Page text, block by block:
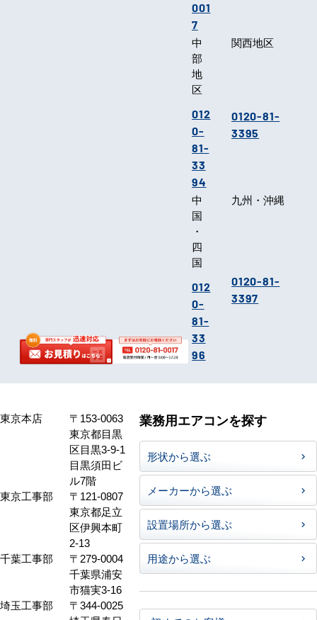
001
7
中
部
地
区
012
0-
81-
33
94
関西地区
0120-81-
3395
中
国
・
四
国
012
0-
81-
33
96
九州・沖縄
0120-81-
3397
東京本店
〒153-0063
東京都目黒
区目黒3-9-1
目黒須田ビ
ル7階
東京工事部
〒121-0807
東京都足立
区伊興本町
2-13
千葉工事部
〒279-0004
千葉県浦安
市猫実3-16
埼玉工事部
〒344-0025
業務用エアコンを探す
形状から選ぶ
メーカーから選ぶ
設置場所から選ぶ
用途から選ぶ